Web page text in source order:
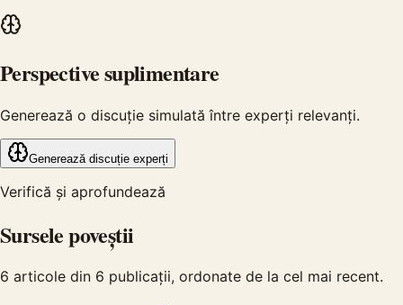
Perspective suplimentare
Generează o discuție simulată între experți relevanți.
Generează discuție experți
Verifică și aprofundează
Sursele poveștii
6 articole din 6 publicații, ordonate de la cel mai recent.